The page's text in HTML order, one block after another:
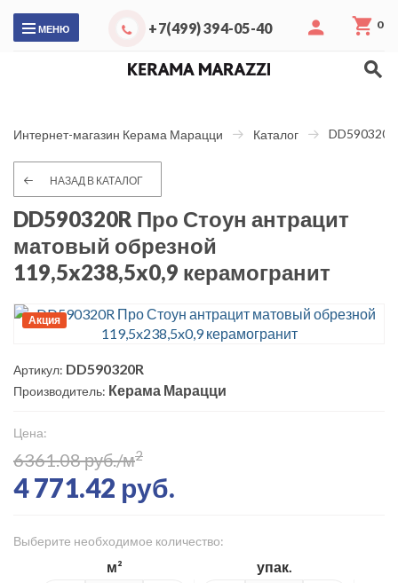
МЕНЮ +7(499) 394-05-40 0
Интернет-магазин Керама Марацци Каталог
НАЗАД В КАТАЛОГ
DD590320R Про Стоун антрацит
матовый обрезной
119,5x238,5x0,9 керамогранит
Акция
Артикул: DD590320R
Производитель: Керама Марацци
Цена:
6361.08 руб./м2
4 771.42 руб.
Выберите необходимое количество:
м² упак.